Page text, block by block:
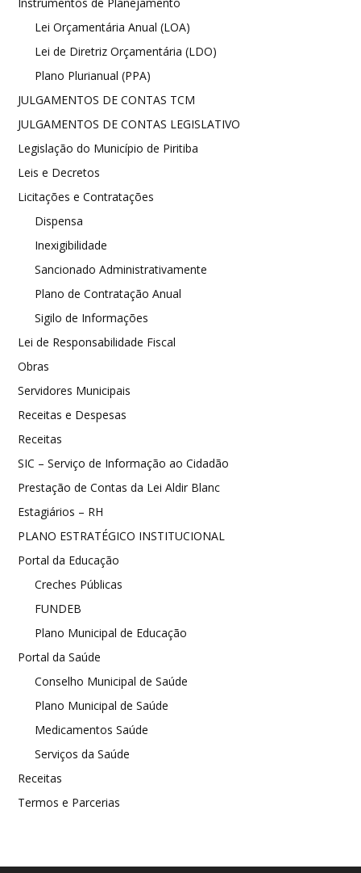
Lei Orçamentária Anual (LOA)
Lei de Diretriz Orçamentária (LDO)
Plano Plurianual (PPA)
JULGAMENTOS DE CONTAS TCM
JULGAMENTOS DE CONTAS LEGISLATIVO
Legislação do Município de Piritiba
Leis e Decretos
Licitações e Contratações
Dispensa
Inexigibilidade
Sancionado Administrativamente
Plano de Contratação Anual
Sigilo de Informações
Lei de Responsabilidade Fiscal
Obras
Servidores Municipais
Receitas e Despesas
Receitas
SIC – Serviço de Informação ao Cidadão
Prestação de Contas da Lei Aldir Blanc
Estagiários – RH
PLANO ESTRATÉGICO INSTITUCIONAL
Portal da Educação
Creches Públicas
FUNDEB
Plano Municipal de Educação
Portal da Saúde
Conselho Municipal de Saúde
Plano Municipal de Saúde
Medicamentos Saúde
Serviços da Saúde
Receitas
Termos e Parcerias